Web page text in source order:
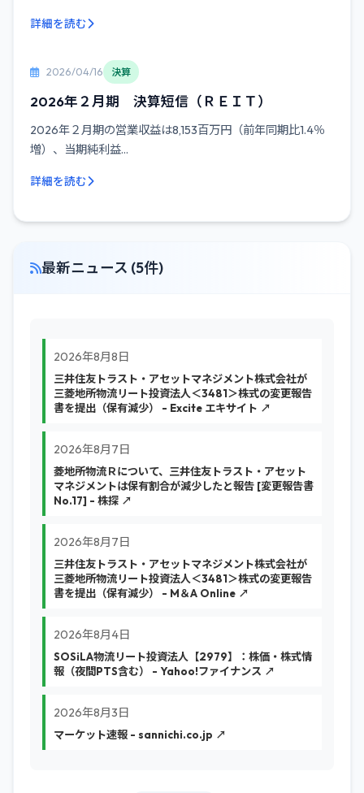
詳細を読む
2026/04/16 決算
2026年２月期 決算短信（ＲＥＩＴ）
2026年２月期の営業収益は8,153百万円（前年同期比1.4％
増）、当期純利益...
詳細を読む
最新ニュース (5件)
2026年8月8日
三井住友トラスト・アセットマネジメント株式会社が
三菱地所物流リート投資法人＜3481＞株式の変更報告
書を提出（保有減少） - Excite エキサイト ↗
2026年8月7日
菱地所物流Ｒについて、三井住友トラスト・アセット
マネジメントは保有割合が減少したと報告 [変更報告書
No.17] - 株探 ↗
2026年8月7日
三井住友トラスト・アセットマネジメント株式会社が
三菱地所物流リート投資法人＜3481＞株式の変更報告
書を提出（保有減少） - M＆A Online ↗
2026年8月4日
SOSiLA物流リート投資法人【2979】：株価・株式情
報（夜間PTS含む） - Yahoo!ファイナンス ↗
2026年8月3日
マーケット速報 - sannichi.co.jp ↗